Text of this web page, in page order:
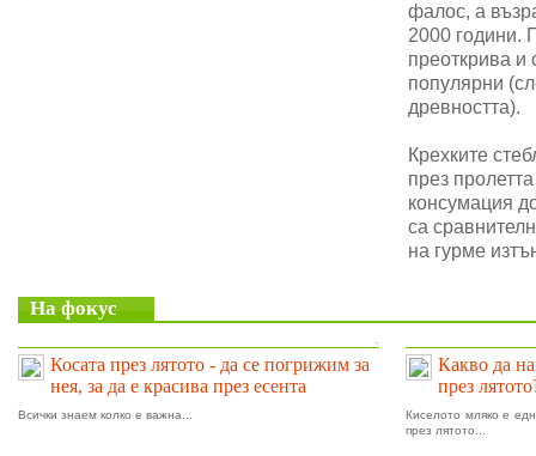
фалос, а
2000 години.
преоткрива и
популярни
древността).
Крехките
през
консумация
са
на гурме
На фокус
Косата през лятото - да се погрижим за
нея, за да е красива през есента
Всички знаем колко е важна...
Какво да
през
Киселото мляко е
през лятото...